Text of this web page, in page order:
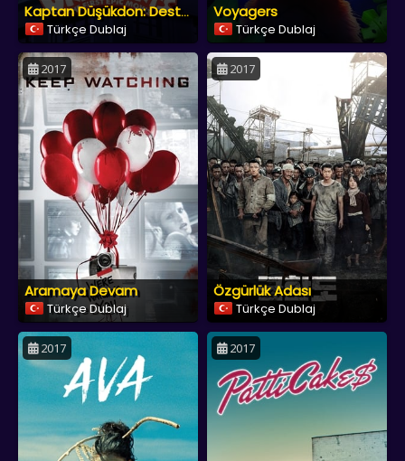
Kaptan Düşükdon: Destansı İlk Film
Türkçe Dublaj
Voyagers
Türkçe Dublaj
2017
Aramaya Devam
Türkçe Dublaj
2017
Özgürlük Adası
Türkçe Dublaj
2017 2017